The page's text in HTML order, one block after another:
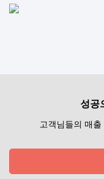
성공
고객님들의 매